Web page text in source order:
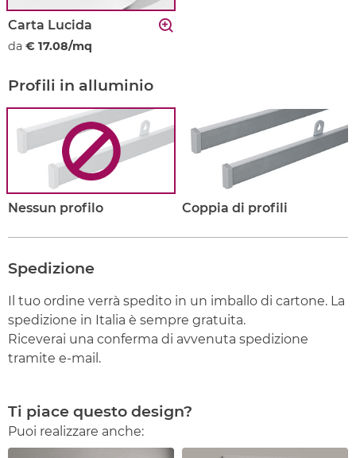
Carta Lucida
da € 17.08/mq
Profili in alluminio
Nessun profilo Coppia di profili
Spedizione
Il tuo ordine verrà spedito in un imballo di cartone. La
spedizione in Italia è sempre gratuita.
Riceverai una conferma di avvenuta spedizione
tramite e-mail.
Ti piace questo design?
Puoi realizzare anche: